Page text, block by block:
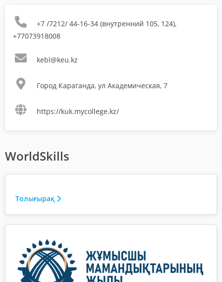
+7 /7212/ 44-16-34 (внутренний 105, 124),
+77073918008
kebl@keu.kz
Город Караганда, ул Академическая, 7
https://kuk.mycollege.kz/
WorldSkills
Толығырақ